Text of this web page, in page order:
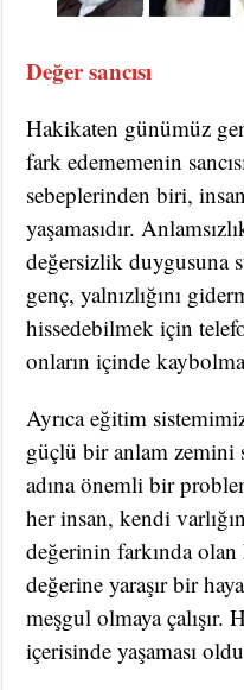
Değer sancısı
Hakikaten günümüz
fark edememenin
sebeplerinden biri,
yaşamasıdır.
değersizlik duygusuna
genç, yalnızlığını
hissedebilmek için
onların içinde
Ayrıca eğitim
güçlü bir anlam zemini
adına önemli bir
her insan, kendi
değerinin farkında olan
değerine yaraşır bir
meşgul olmaya çalışır.
içerisinde yaşaması